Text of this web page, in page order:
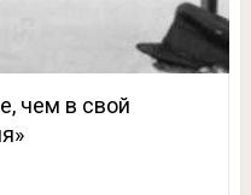
чем в свой